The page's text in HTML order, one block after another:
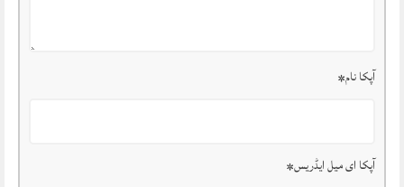
آپکا نام*
آپکا ای میل ایڈریس*